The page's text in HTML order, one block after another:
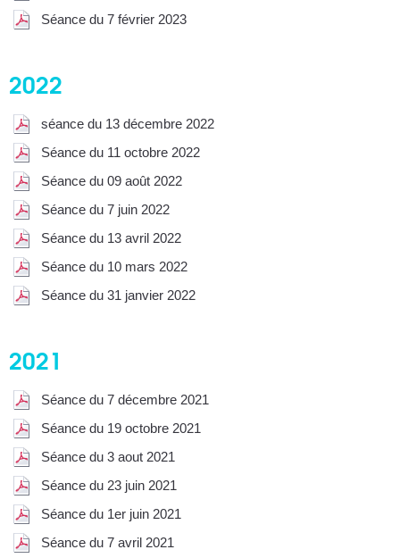
Séance du 7 février 2023
2022
séance du 13 décembre 2022
Séance du 11 octobre 2022
Séance du 09 août 2022
Séance du 7 juin 2022
Séance du 13 avril 2022
Séance du 10 mars 2022
Séance du 31 janvier 2022
2021
Séance du 7 décembre 2021
Séance du 19 octobre 2021
Séance du 3 aout 2021
Séance du 23 juin 2021
Séance du 1er juin 2021
Séance du 7 avril 2021